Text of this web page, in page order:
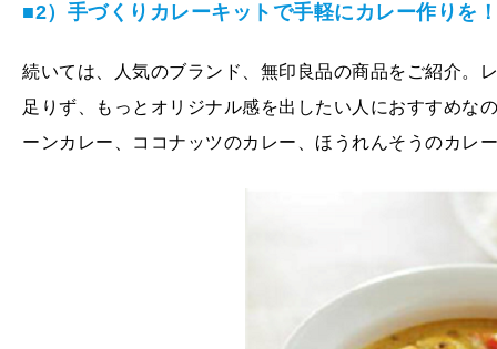
■2）手づくりカレーキットで手軽にカレー作りを！
続いては、人気のブランド、無印良品の商品をご紹介。
足りず、もっとオリジナル感を出したい人におすすめな
ーンカレー、ココナッツのカレー、ほうれんそうのカレ